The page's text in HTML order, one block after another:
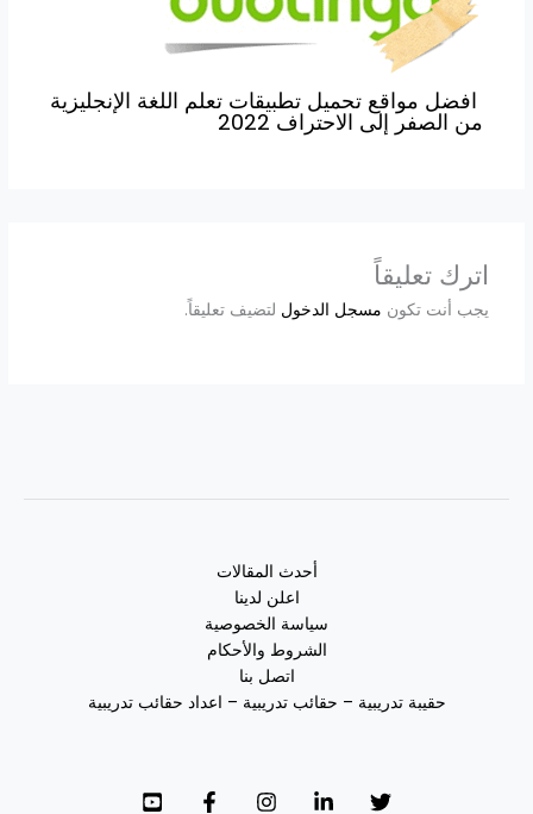
افضل مواقع تحميل تطبيقات تعلم اللغة الإنجليزية
من الصفر إلى الاحتراف 2022
اترك تعليقاً
يجب أنت تكون مسجل الدخول لتضيف تعليقاً.
أحدث المقالات
اعلن لدينا
سياسة الخصوصية
الشروط والأحكام
اتصل بنا
حقيبة تدريبية – حقائب تدريبية – اعداد حقائب تدريبية